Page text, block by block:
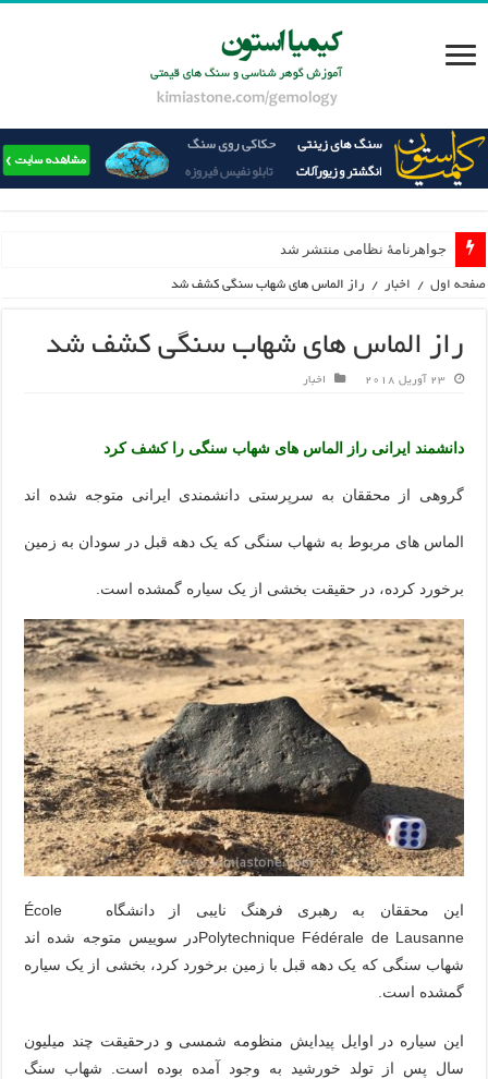
جواهرنامۀ نظامی منتشر شد
صفحه اول / اخبار / راز الماس های شهاب سنگی کشف شد
راز الماس های شهاب سنگی کشف شد
23 آوریل 2018 اخبار
دانشمند ایرانی راز الماس های شهاب سنگی را کشف کرد
گروهی از محققان به سرپرستی دانشمندی ایرانی متوجه شده اند
الماس های مربوط به شهاب سنگی که یک دهه قبل در سودان به زمین
برخورد کرده، در حقیقت بخشی از یک سیاره گمشده است.
این محققان به رهبری فرهنگ نایبی از دانشگاه École
Polytechnique Fédérale de Lausanneدر سوییس متوجه شده اند
شهاب سنگی که یک دهه قبل با زمین برخورد کرد، بخشی از یک سیاره
گمشده است.
این سیاره در اوایل پیدایش منظومه شمسی و درحقیقت چند میلیون
سال پس از تولد خورشید به وجود آمده بوده است. شهاب سنگ